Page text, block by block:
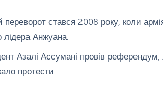
переворот стався 2008 року, коли
лідера Анжуана.
Азалі Ассумані провів
протести.